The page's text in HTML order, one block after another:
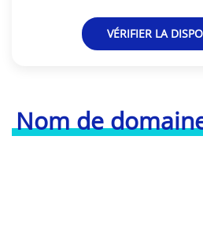
Nom de
VÉRIFIER LA